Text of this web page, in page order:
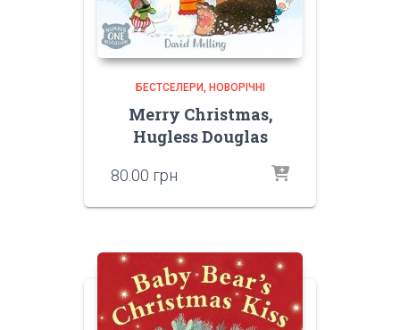
БЕСТСЕЛЕРИ НОВОРІЧНІ
Merry Christmas,
Hugless Douglas
80.00 грн